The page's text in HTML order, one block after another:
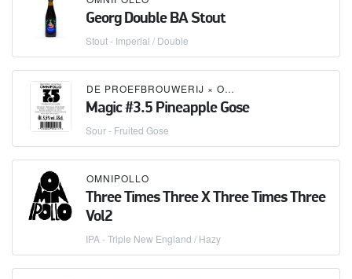
Georg Double BA Stout
Stout - Imperial / Double
DE PROEFBROUWERIJ × OMNIPOLLO
Magic #3.5 Pineapple Gose
Sour - Fruited Gose
OMNIPOLLO
Three Times Three X Three Times Three
Vol2
IPA - Triple New England / Hazy